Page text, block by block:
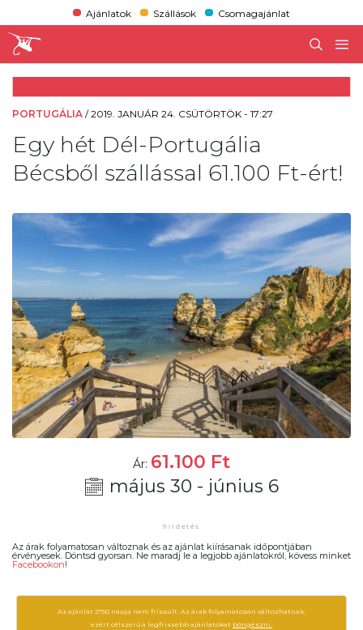
Ajánlatok Szállások Csomagajánlat
PORTUGÁLIA /2019. JANUÁR 24. CSÜTÖRTÖK - 17:27
Egy hét Dél-Portugália
Bécsből szállással 61.100 Ft-ért!
Ár: 61.100 Ft
május 30 - június 6
Az árak folyamatosan változnak és az ajánlat kiírásanak időpontjában
érvényesek. Döntsd gyorsan. Ne maradj le a legjobb ajánlatokról, kövess minket
Facebookon!
Az ajánlat 2750 napja nem frissült. Az árak folyamatosan változhatnak,
ezért célszerű a legfrissebb ajánlatokat böngészni.